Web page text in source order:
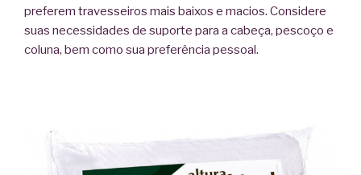
preferem travesseiros mais baixos e macios. Considere
suas necessidades de suporte para a cabeça, pescoço e
coluna, bem como sua preferência pessoal.